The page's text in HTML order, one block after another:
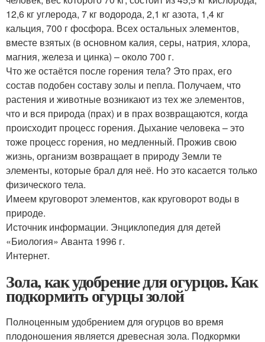
12,6 кг углерода, 7 кг водорода, 2,1 кг азота, 1,4 кг
кальция, 700 г фосфора. Всех остальных элементов,
вместе взятых (в основном калия, серы, натрия, хлора,
магния, железа и цинка) – около 700 г.
Что же остаётся после горения тела? Это прах, его
состав подобен составу золы и пепла. Получаем, что
растения и животные возникают из тех же элементов,
что и вся природа (прах) и в прах возвращаются, когда
происходит процесс горения. Дыхание человека – это
тоже процесс горения, но медленный. Прожив свою
жизнь, организм возвращает в природу Земли те
элементы, которые брал для неё. Но это касается только
физического тела.
Имеем круговорот элементов, как круговорот воды в
природе.
Источник информации. Энциклопедия для детей
«Биология» Аванта 1996 г.
Интернет.
Зола, как удобрение для огурцов. Как
подкормить огурцы золой
Полноценным удобрением для огурцов во время
плодоношения является древесная зола. Подкормки